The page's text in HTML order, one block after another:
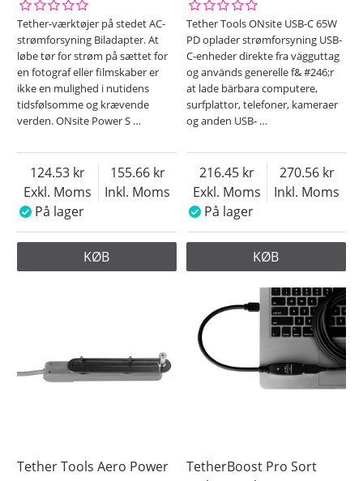
Tether-værktøjer på stedet AC-
strømforsyning Biladapter. At
løbe tør for strøm på sættet for
en fotograf eller filmskaber er
ikke en mulighed i nutidens
tidsfølsomme og krævende
verden. ONsite Power S …
Exkl. Moms
124.53
Inkl. Moms
155.66
På lager
KØB
Tether Tools ONsite USB-C 65W
PD oplader strømforsyning USB-
C-enheder direkte fra vägguttag
og används generelle f& #246;r
at lade bärbara computere,
surfplattor, telefoner, kameraer
og anden USB- …
Exkl. Moms
216.45
Inkl. Moms
270.56
På lager
KØB
Tether Tools Aero Power
TetherBoost Pro Sort